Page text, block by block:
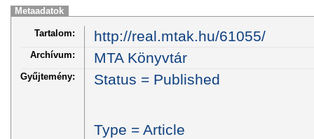
Metaadatok
Tartalom: http://real.mtak.hu/61055/
Archívum: MTA Könyvtár
Gyűjtemény: Status = Published
Type = Article